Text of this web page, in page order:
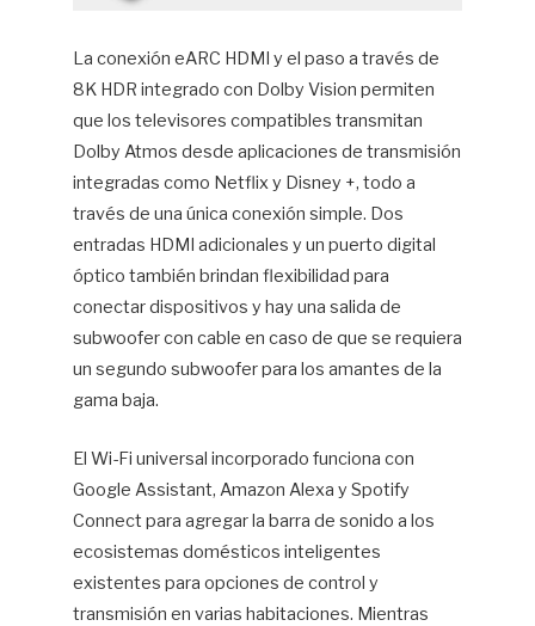
La conexión eARC HDMI y el paso a través de
8K HDR integrado con Dolby Vision permiten
que los televisores compatibles transmitan
Dolby Atmos desde aplicaciones de transmisión
integradas como Netflix y Disney +, todo a
través de una única conexión simple. Dos
entradas HDMI adicionales y un puerto digital
óptico también brindan flexibilidad para
conectar dispositivos y hay una salida de
subwoofer con cable en caso de que se requiera
un segundo subwoofer para los amantes de la
gama baja.
El Wi-Fi universal incorporado funciona con
Google Assistant, Amazon Alexa y Spotify
Connect para agregar la barra de sonido a los
ecosistemas domésticos inteligentes
existentes para opciones de control y
transmisión en varias habitaciones. Mientras